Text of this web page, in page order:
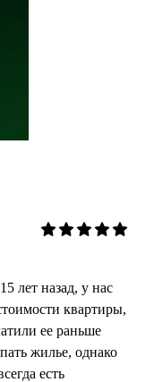
лет назад, у нас
квартиры,
ее раньше
жилье, однако
есть